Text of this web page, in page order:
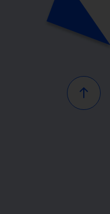
Haut